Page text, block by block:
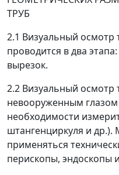
ТРУБ
2.1 Визуальный осмотр
проводится в два
вырезок.
2.2 Визуальный осмотр
невооруженным
необходимости
штангенциркуля и др.).
применяться
перископы, эндоскопы